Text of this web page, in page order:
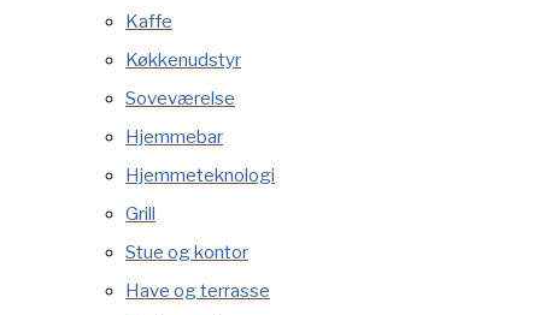
Kaffe
Køkkenudstyr
Soveværelse
Hjemmebar
Hjemmeteknologi
Grill
Stue og kontor
Have og terrasse